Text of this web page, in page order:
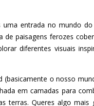
uma entrada no mundo do
de paisagens ferozes
diferentes visuais
(basicamente o nosso
em camadas para
terras. Queres algo